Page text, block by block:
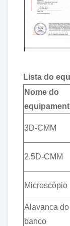
Lista do
Nome do
3D-CMM
2.5D-CMM
Microscópio
Alavanca do
banco